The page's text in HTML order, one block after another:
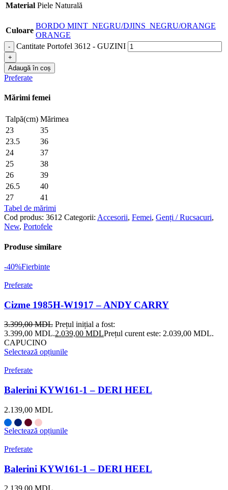
Material Piele Naturală
Culoare
BORDO MINT NEGRU/DJINS NEGRU/ORANGE
ORANGE
Cantitate Portofel 3612 - GUZINI
Adaugă în coș
Preferate
Mărimi femei
Talpă(cm) Mărimea
23
35
23.5
36
24
37
25
38
26
39
26.5
40
27
41
Tabel de mărimi
Cod produs: 3612 Categorii: Accesorii, Femei, Genți / Rucsacuri,
New, Portofele
Produse similare
-40%Fierbinte
Preferate
Cizme 1985H-W1917 – ANDY CARRY
3.399,00MDL Prețul inițial a fost:
3.399,00 MDL.2.039,00 MDLPrețul curent este: 2.039,00 MDL.
CAPUCINO
Selectează opțiunile
Preferate
Balerini KYW161-1 – DERI HEEL
2.139,00 MDL
Selectează opțiunile
Preferate
Balerini KYW161-1 – DERI HEEL